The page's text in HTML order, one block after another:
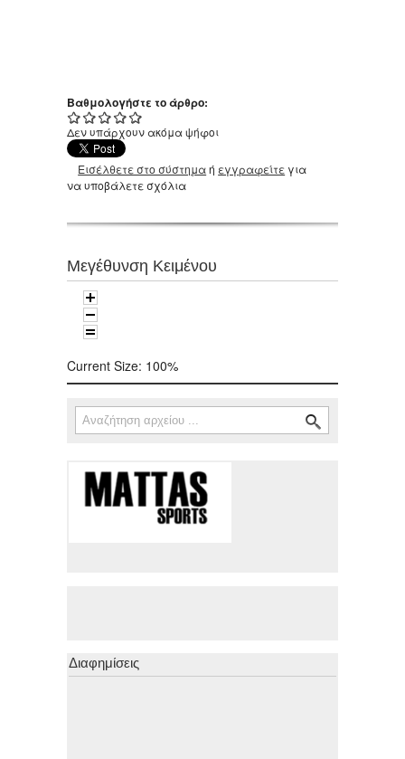
Βαθμολογήστε το άρθρο:
Δεν υπάρχουν ακόμα ψήφοι
Εισέλθετε στο σύστημαή εγγραφείτε για
να υποβάλετε σχόλια
Μεγέθυνση Κειμένου
Current Size: 100%
Φόρμα αναζήτησης
Αναζήτηση
Διαφημίσεις